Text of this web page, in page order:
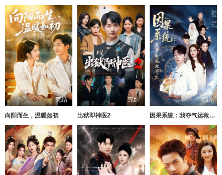
完结
向阳而生，温暖如初
完结
出狱即神医2
完结
因果系统：我夺气运救苍生